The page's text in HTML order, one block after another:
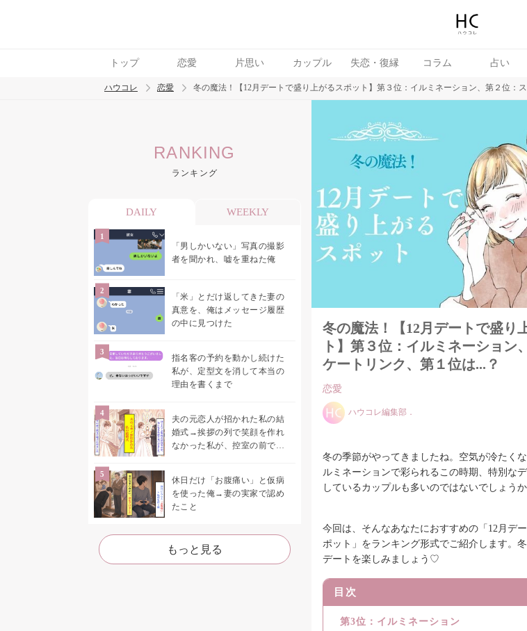
トップ 恋愛 片思い カップル 失恋・復縁 コラム 占い
トレンド ワード
ハウコレ 恋愛 冬の魔法！【12月デートで盛り上がるスポット】第３位：イルミネーション、第２位：
RANKING
ランキング
DAILY WEEKLY
「男しかいない」写真の撮影
者を聞かれ、嘘を重ねた俺
「米」とだけ返してきた妻の
真意を、俺はメッセージ履歴
の中に見つけた
指名客の予約を動かし続けた
私が、定型文を消して本当の
理由を書くまで
夫の元恋人が招かれた私の結
婚式→挨拶の列で笑顔を作れ
なかった私が、控室の前で彼
休日だけ「お腹痛い」と仮病
を使った俺→妻の実家で認め
たこと
もっと見る
冬の魔法！【12月デートで盛り
ト】第３位：イルミネーション
ケートリンク、第１位は...？
恋愛
ハウコレ編集部．
冬の季節がやってきましたね。空気が冷たく
ルミネーションで彩られるこの時期、特別な
しているカップルも多いのではないでしょうか
今回は、そんなあなたにおすすめの「12月デ
ポット」をランキング形式でご紹介します。
デートを楽しみましょう♡
目次
第3位：イルミネーション